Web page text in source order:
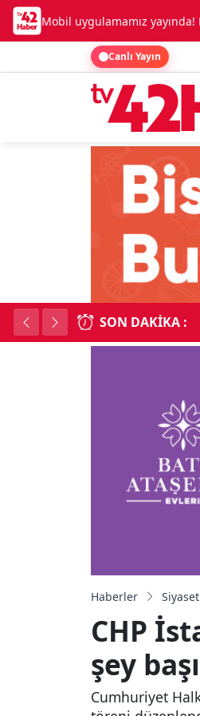
Mobil uygulamamız
Canlı Yayın
SON DAKIKA :
birbirine girdi
Haberler Siyaset
CHP
şey
Cumhuriyet